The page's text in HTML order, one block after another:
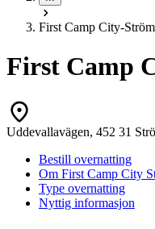
First Camp City-
First Camp
Uddevallavägen, 452 31
Bestill overnatting
Om First Camp City
Type overnatting
Nyttig informasjon